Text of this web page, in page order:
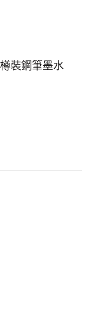
裝鋼筆墨水